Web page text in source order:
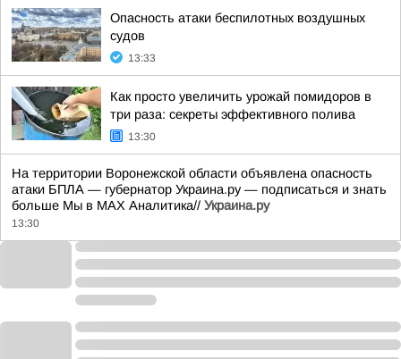
Опасность атаки беспилотных воздушных
судов
13:33
Как просто увеличить урожай помидоров в
три раза: секреты эффективного полива
13:30
На территории Воронежской области объявлена опасность
атаки БПЛА — губернатор Украина.ру — подписаться и знать
больше Мы в MAX Аналитика// Украина.ру
13:30